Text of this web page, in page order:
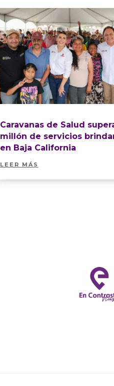
Caravanas de Salud
millón de servicios
en Baja California
LEER MÁS